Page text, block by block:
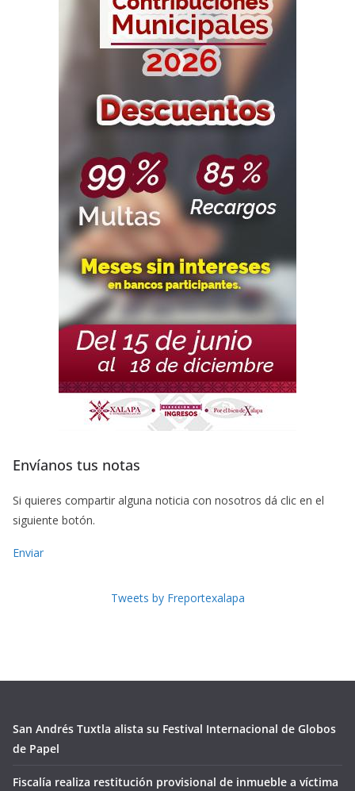
Envíanos tus notas
Si quieres compartir alguna noticia con nosotros dá clic en el
siguiente botón.
Enviar
Tweets by Freportexalapa
San Andrés Tuxtla alista su Festival Internacional de Globos
de Papel
Fiscalía realiza restitución provisional de inmueble a víctima